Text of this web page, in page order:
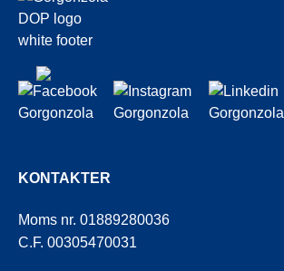
KONTAKTER
Moms nr. 01889280036
C.F. 00305470031